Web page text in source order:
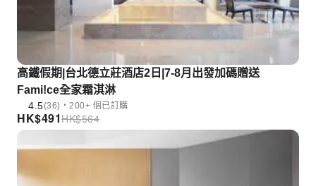
高鐵假期|台北德立莊酒店2日|7-8月出發加碼贈送
Fami!ce全家霜淇淋
4.5(36)・200+ 個已訂購
HK$491HK$564